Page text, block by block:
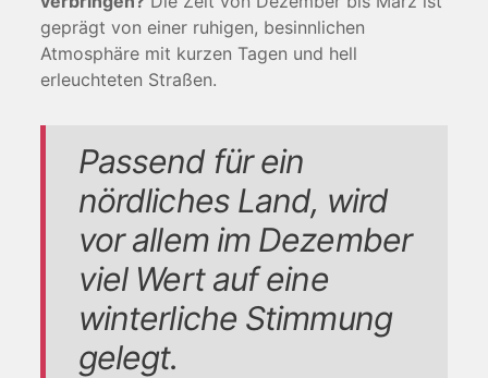
geprägt von einer ruhigen, besinnlichen
Atmosphäre mit kurzen Tagen und hell
erleuchteten Straßen.
Passend für ein
nördliches Land, wird
vor allem im Dezember
viel Wert auf eine
winterliche Stimmung
gelegt.